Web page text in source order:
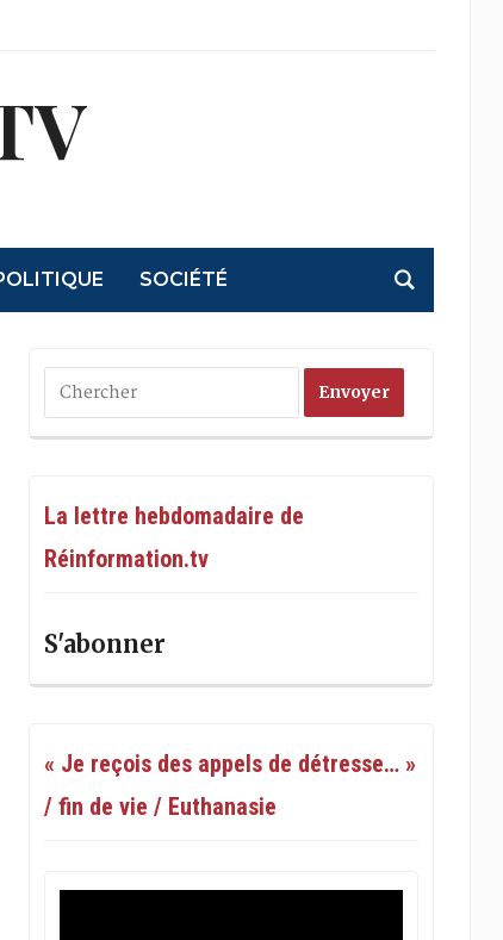
SOCIÉTÉ
La lettre hebdomadaire de
Réinformation.tv
S'abonner
« Je reçois des appels de détresse… »
/ fin de vie / Euthanasie